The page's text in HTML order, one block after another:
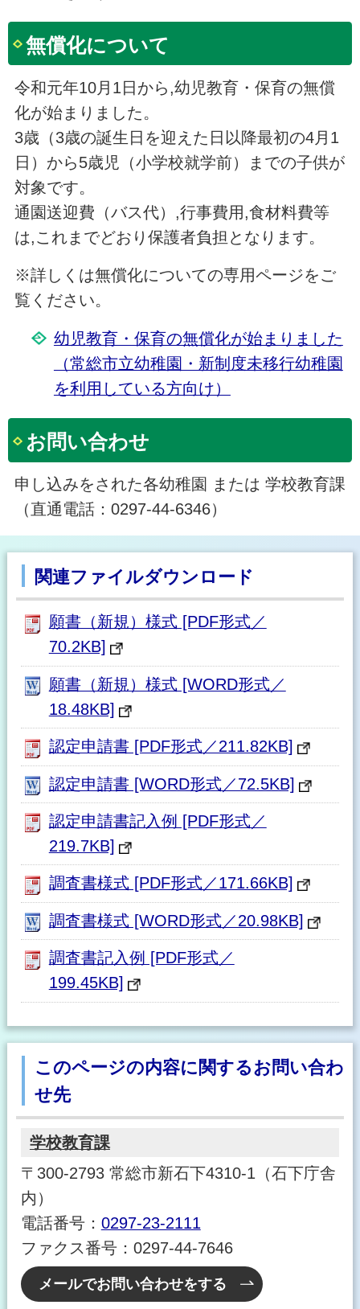
無償化について
令和元年10月1日から,幼児教育・保育の無償
化が始まりました。
3歳（3歳の誕生日を迎えた日以降最初の4月1
日）から5歳児（小学校就学前）までの子供が
対象です。
通園送迎費（バス代）,行事費用,食材料費等
は,これまでどおり保護者負担となります。
※詳しくは無償化についての専用ページをご
覧ください。
幼児教育・保育の無償化が始まりました
（常総市立幼稚園・新制度未移行幼稚園
を利用している方向け）
お問い合わせ
申し込みをされた各幼稚園 または 学校教育課
（直通電話：0297-44-6346）
関連ファイルダウンロード
願書（新規）様式 [PDF形式／
70.2KB]
願書（新規）様式 [WORD形式／
18.48KB]
認定申請書 [PDF形式／211.82KB]
認定申請書 [WORD形式／72.5KB]
認定申請書記入例 [PDF形式／
219.7KB]
調査書様式 [PDF形式／171.66KB]
調査書様式 [WORD形式／20.98KB]
調査書記入例 [PDF形式／
199.45KB]
このページの内容に関するお問い合わ
せ先
学校教育課
〒300-2793 常総市新石下4310-1（石下庁舎
内）
電話番号： 0297-23-2111
ファクス番号：0297-44-7646
メールでお問い合わせをする